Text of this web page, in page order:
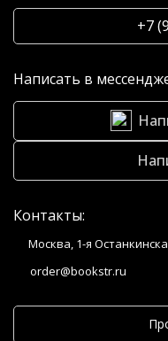
+7
Написать в
Контакты:
Москва, 1-я
order@bookstr.ru